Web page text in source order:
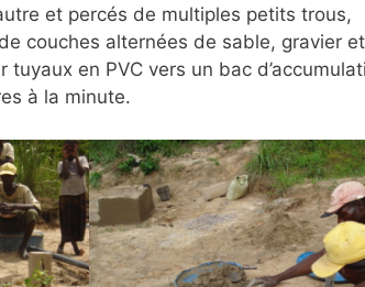
et percés de multiples petits trous,
couches alternées de sable, gravier et
en PVC vers un bac
à la minute.